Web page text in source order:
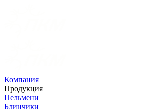
Компания
Продукция
Пельмени
Блинчики